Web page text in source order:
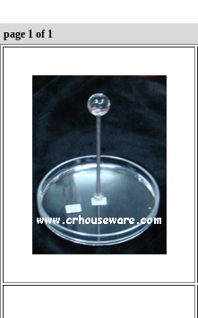
page 1 of 1